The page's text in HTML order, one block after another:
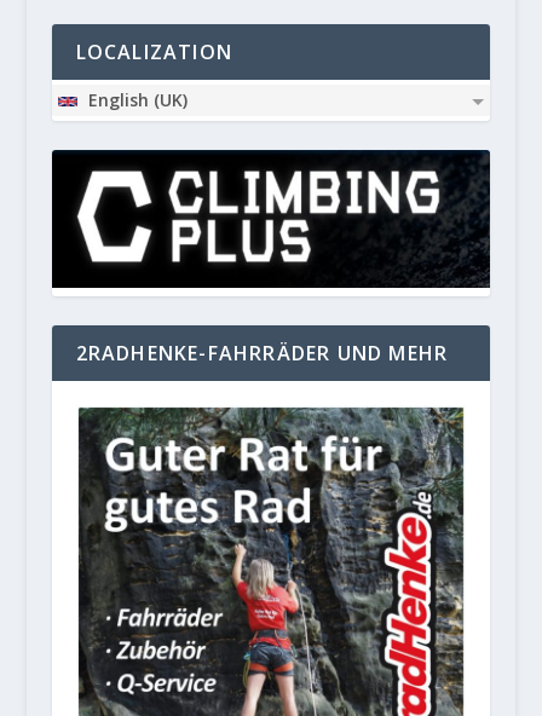
LOCALIZATION
English (UK)
2RADHENKE-FAHRRÄDER UND MEHR